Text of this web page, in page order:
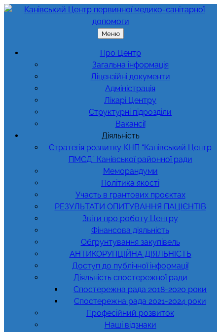
Перейти
Меню
Про Центр
Загальна інформація
Ліцензійні документи
Адміністрація
Лікарі Центру
Структурні підрозділи
Вакансії
Діяльність
Стратегія розвитку КНП “Канівський Центр
ПМСД” Канівської районної ради
Меморандуми
Політика якості
Участь в грантових проєктах
РЕЗУЛЬТАТИ ОПИТУВАННЯ ПАЦІЄНТІВ
Звіти про роботу Центру
Фінансова діяльність
Обгрунтування закупівель
АНТИКОРУПЦІЙНА ДІЯЛЬНІСТЬ
Доступ до публічної інформації
Діяльність спостережної ради
Спостережна рада 2018-2020 роки
Спостережна рада 2021-2024 роки
Професійний розвиток
Наші відзнаки